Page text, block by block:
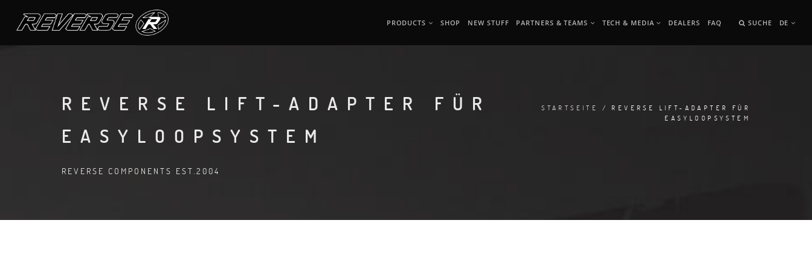
PRODUCTS SHOP NEW STUFF PARTNERS & TEAMS TECH & MEDIA DEALERS FAQ SUCHE DE
REVERSE LIFT-ADAPTER FÜR
EASYLOOPSYSTEM
REVERSE COMPONENTS EST.2004
STARTSEITE
/ REVERSE LIFT-ADAPTER FÜR
EASYLOOPSYSTEM